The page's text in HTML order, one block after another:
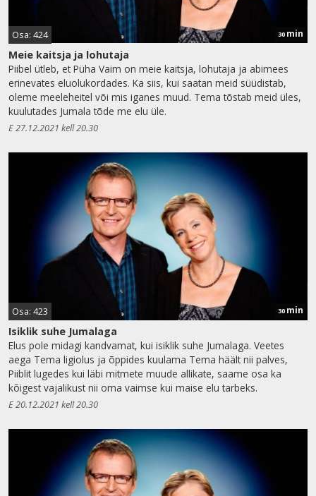
Osa: 424 30 min
Meie kaitsja ja lohutaja
Piibel ütleb, et Püha Vaim on meie kaitsja, lohutaja ja abimees
erinevates eluolukordades. Ka siis, kui saatan meid süüdistab,
oleme meeleheitel või mis iganes muud. Tema tõstab meid üles,
kuulutades Jumala tõde me elu üle.
E 27.12.2021 kell 20.30
Osa: 423 30 min
Isiklik suhe Jumalaga
Elus pole midagi kandvamat, kui isiklik suhe Jumalaga. Veetes
aega Tema ligiolus ja õppides kuulama Tema häält nii palves,
Piiblit lugedes kui läbi mitmete muude allikate, saame osa ka
kõigest vajalikust nii oma vaimse kui maise elu tarbeks.
E 20.12.2021 kell 20.30